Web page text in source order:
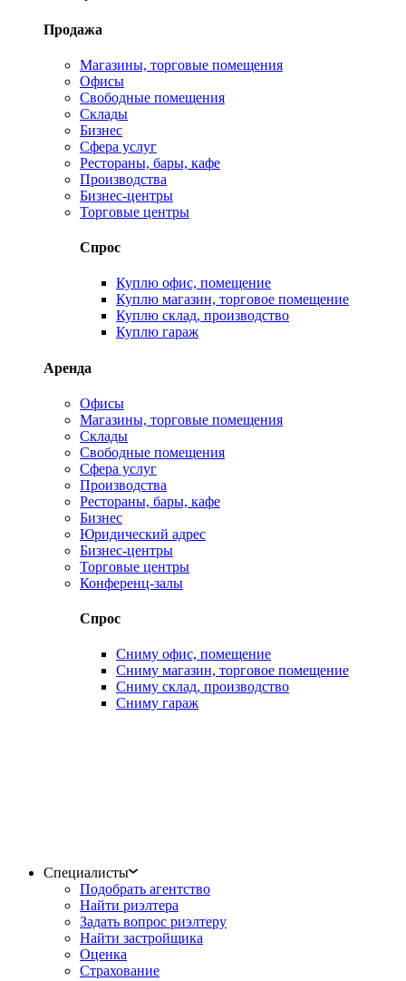
Продажа
Магазины, торговые помещения
Офисы
Свободные помещения
Склады
Бизнес
Сфера услуг
Рестораны, бары, кафе
Производства
Бизнес-центры
Торговые центры
Спрос
Куплю офис, помещение
Куплю магазин, торговое помещение
Куплю склад, производство
Куплю гараж
Аренда
Офисы
Магазины, торговые помещения
Склады
Свободные помещения
Сфера услуг
Производства
Рестораны, бары, кафе
Бизнес
Юридический адрес
Бизнес-центры
Торговые центры
Конференц-залы
Спрос
Сниму офис, помещение
Сниму магазин, торговое помещение
Сниму склад, производство
Сниму гараж
Специалисты
Подобрать агентство
Найти риэлтера
Задать вопрос риэлтеру
Найти застройщика
Оценка
Страхование